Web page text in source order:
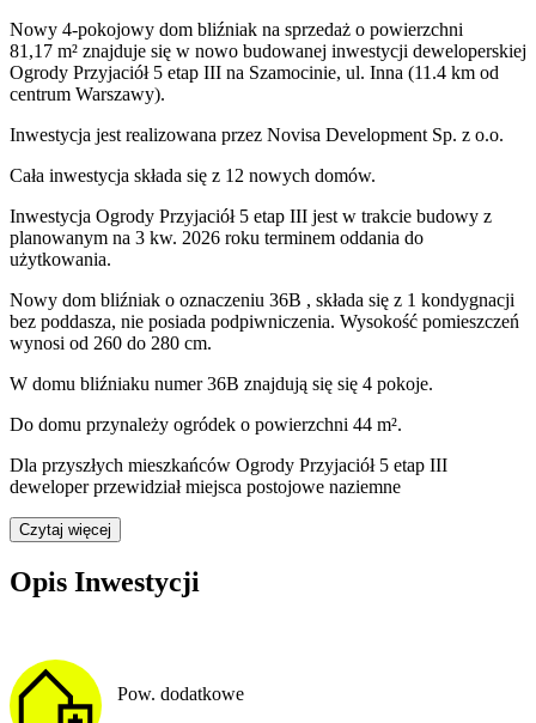
Nowy 4-pokojowy dom bliźniak na sprzedaż o powierzchni
81,17 m² znajduje się w nowo budowanej inwestycji deweloperskiej
Ogrody Przyjaciół 5 etap III na Szamocinie, ul. Inna (11.4 km od
centrum Warszawy).
Inwestycja jest realizowana przez Novisa Development Sp. z o.o.
Cała inwestycja składa się z 12 nowych domów.
Inwestycja Ogrody Przyjaciół 5 etap III jest w trakcie budowy z
planowanym na 3 kw. 2026 roku terminem oddania do
użytkowania.
Nowy dom bliźniak o oznaczeniu 36B , składa się z 1 kondygnacji
bez poddasza, nie posiada podpiwniczenia. Wysokość pomieszczeń
wynosi od 260 do 280 cm.
W domu bliźniaku numer36B znajdują się się 4 pokoje.
Do domu przynależy ogródek o powierzchni 44 m².
Dla przyszłych mieszkańców Ogrody Przyjaciół 5 etap III
deweloper przewidziałmiejsca postojowe naziemne
Czytaj więcej
Opis Inwestycji
Pow. dodatkowe